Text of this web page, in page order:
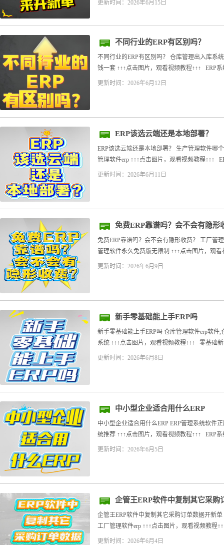
更新时间：2026年6月15日
不同行业的ERP有区别吗？
不同行业的ERP有区别吗？ 仓库管理出入库系
钱一套 ↑↑↑点击图片，观看视频教程↑↑↑ ERP
更新时间：2026年6月12日
ERP该选云端还是本地部署？
ERP该选云端还是本地部署？ 生产管理软件哪
管理软件erp ↑↑↑点击图片，观看视频教程↑↑↑
更新时间：2026年6月11日
免费ERP靠谱吗？会不会有隐形
免费ERP靠谱吗？会不会有隐形收费？ 工厂管
管理软件永久免费版无限制 ↑↑↑点击图片，观
更新时间：2026年6月9日
新手零基础能上手ERP吗
新手零基础能上手ERP吗 仓库管理软件erp软件
系统 ↑↑↑点击图片，观看视频教程↑↑↑ 零基础
更新时间：2026年6月8日
中小型企业适合用什么ERP
中小型企业适合用什么ERP ERP管理系统软件
统推荐 ↑↑↑点击图片，观看视频教程↑↑↑ ERP
更新时间：2026年6月5日
企管王ERP软件中复制其它采购
企管王ERP软件中复制其它采购订单数据开新
工厂管理软件erp ↑↑↑点击图片，观看视频教程
更新时间：2026年6月4日